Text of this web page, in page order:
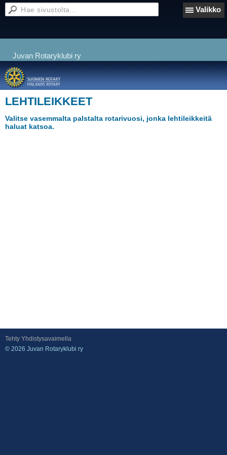
Valikko
Juvan Rotaryklubi ry
LEHTILEIKKEET
Valitse vasemmalta palstalta rotarivuosi, jonka lehtileikkeitä
haluat katsoa.
Tehty Yhdistysavaimella
© 2026 Juvan Rotaryklubi ry